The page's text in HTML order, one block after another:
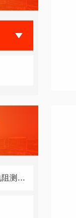
如何安全的使用变压器直流电阻测试仪？